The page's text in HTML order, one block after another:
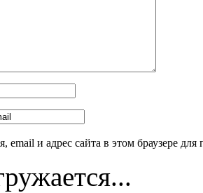
email и адрес сайта в этом браузере